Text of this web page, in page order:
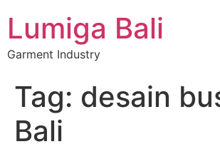
Lumiga Bali
Garment Industry
Tag: desain
Bali